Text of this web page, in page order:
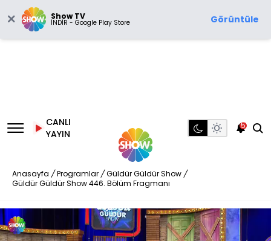
Show TV
İNDİR - Google Play Store Görüntüle
CANLI
YAYIN
5
Anasayfa / Programlar / Güldür Güldür Show /
Güldür Güldür Show 446. Bölüm Fragmanı